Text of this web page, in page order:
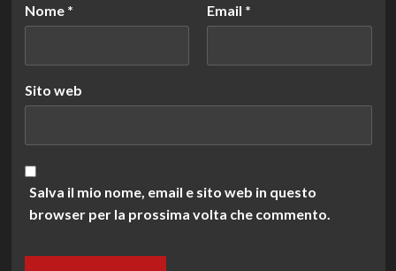
Nome * Email *
Sito web
Salva il mio nome, email e sito web in questo
browser per la prossima volta che commento.